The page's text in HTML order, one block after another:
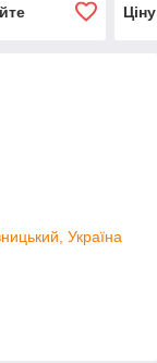
Україна